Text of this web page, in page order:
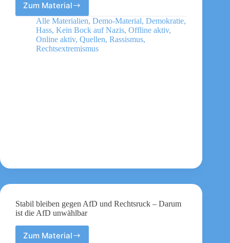
Zum Material
Shop
Kein
Bock
auf
Nazis
Alle Materialien, Demo-Material, Demokratie,
Hass, Kein Bock auf Nazis, Offline aktiv,
Online aktiv, Quellen, Rassismus,
Rechtsextremismus
Stabil bleiben gegen AfD und Rechtsruck – Darum
ist die AfD unwählbar
Zum Material
Stabil